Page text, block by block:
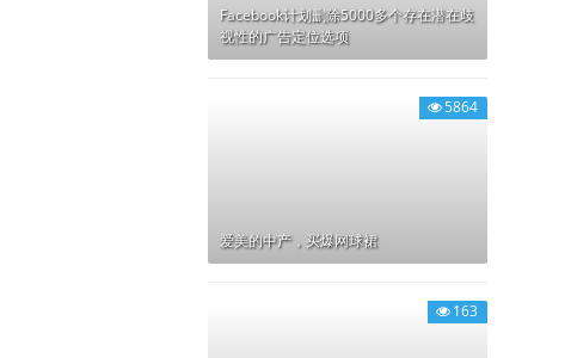
Facebook计划删除5000多个存在潜在歧
视性的广告定位选项
5864
爱美的中产，买爆网球裙
163